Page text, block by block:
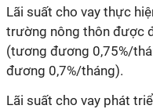
Lãi suất cho vay thực
trường nông thôn được
(tương đương 0,75%/
đương 0,7%/tháng).
Lãi suất cho vay phát